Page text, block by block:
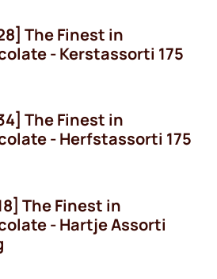
The Finest in
- Kerstassorti 175
The Finest in
- Herfstassorti 175
The Finest in
- Hartje Assorti